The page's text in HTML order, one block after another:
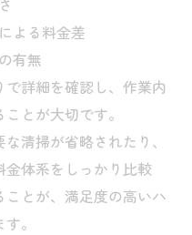
よる料金差
有無
詳細を確認し、作業内
とが大切です。
清掃が省略されたり、
体系をしっかり比較
ことが、満足度の高いハ
。